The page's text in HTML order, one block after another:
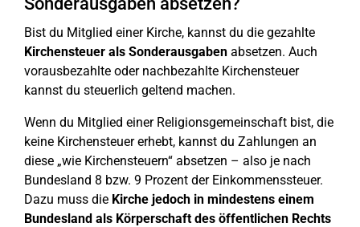
Bist du Mitglied einer Kirche, kannst du die gezahlte
Kirchensteuer als Sonderausgaben absetzen. Auch
vorausbezahlte oder nachbezahlte Kirchensteuer
kannst du steuerlich geltend machen.
Wenn du Mitglied einer Religionsgemeinschaft bist, die
keine Kirchensteuer erhebt, kannst du Zahlungen an
diese „wie Kirchensteuern“ absetzen – also je nach
Bundesland 8 bzw. 9 Prozent der Einkommenssteuer.
Dazu muss die Kirche jedoch in mindestens einem
Bundesland als Körperschaft des öffentlichen Rechts